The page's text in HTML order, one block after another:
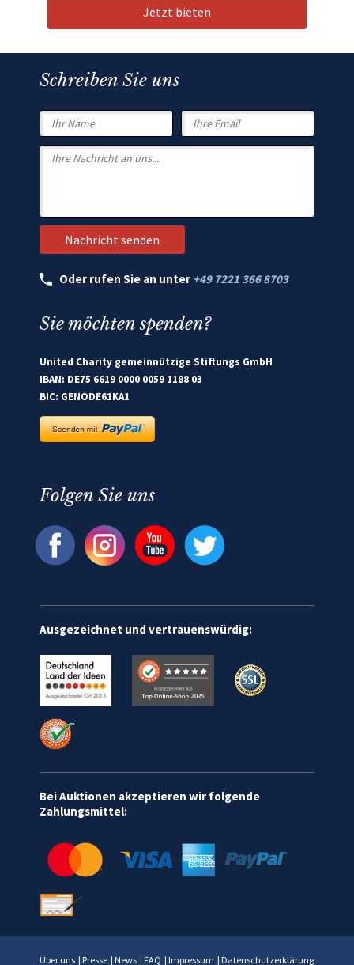
Jetzt bieten
Schreiben Sie uns
Oder rufen Sie an unter +49 7221 366 8703
Sie möchten spenden?
United Charity gemeinnützige Stiftungs GmbH
IBAN: DE75 6619 0000 0059 1188 03
BIC: GENODE61KA1
Folgen Sie uns
Ausgezeichnet und vertrauenswürdig:
Bei Auktionen akzeptieren wir folgende
Zahlungsmittel:
Über uns | Presse | News | FAQ | Impressum | Datenschutzerklärung